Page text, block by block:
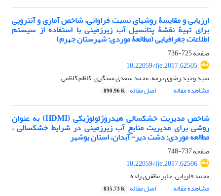
ارزیابی و مقایسۀ روش‏های نسبت فراوانی، شاخص آماری و آنتروپی
برای تهیۀ نقشۀ پتانسیل آب زیرزمینی با استفاده از سیستم
اطلاعات جغرافیایی (مطالعۀ موردی: شهرستان جهرم)
صفحه725-736
10.22059/ije.2017.62505
سید وحید رضوی ترمه، محمد سعدی مسگری، کاظم کاظمی
مشاهده مقاله
اصل مقاله 890.96 K
شاخص مدیریت خشکسالی هیدروژئولوژیکی (HDMI) به عنوان
روشی برای مدیریت منابع آب زیرزمینی در شرایط خشکسالی ،
مطالعه موردی: دشت دیر- آبدان، استان بوشهر
صفحه737-748
10.22059/ije.2017.62506
محمد فاریابی، جابر مظفری زاده
مشاهده مقاله
اصل مقاله 835.73 K